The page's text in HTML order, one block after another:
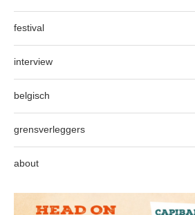
festival
interview
belgisch
grensverleggers
about